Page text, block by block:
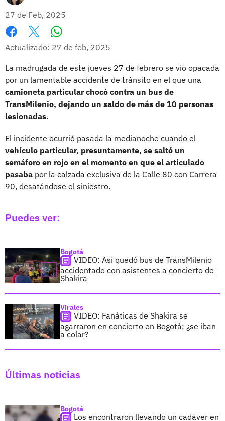
27 de Feb, 2025
Facebook
X
Actualizado: 27 de feb, 2025
La madrugada de este jueves 27 de febrero se vio opacada
por un lamentable accidente de tránsito en el que una
camioneta particular chocó contra un bus de
TransMilenio, dejando un saldo de más de 10 personas
lesionadas.
El incidente ocurrió pasada la medianoche cuando el
vehículo particular, presuntamente, se saltó un
semáforo en rojo en el momento en que el articulado
pasaba por la calzada exclusiva de la Calle 80 con Carrera
90, desatándose el siniestro.
Puedes ver:
Bogotá
VIDEO: Así quedó bus de TransMilenio
accidentado con asistentes a concierto de
Shakira
Virales
VIDEO: Fanáticas de Shakira se
agarraron en concierto en Bogotá; ¿se iban
a colar?
Últimas noticias
Bogotá
Los encontraron llevando un cadáver en